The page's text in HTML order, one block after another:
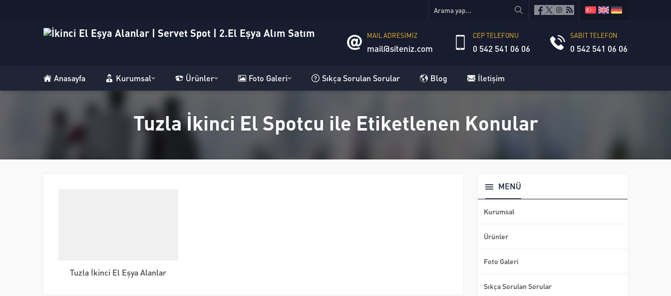
MAIL ADRESİMİZ
mail@siteniz.com
CEP TELEFONU
0 542 541 06 06
SABİT TELEFON
0 542 541 06 06
Anasayfa Kurumsal Ürünler Foto Galeri Sıkça Sorulan Sorular Blog İletişim
Tuzla İkinci El Spotcu ile Etiketlenen Konular
Tuzla İkinci El Eşya Alanlar
MENÜ
Kurumsal
Ürünler
Foto Galeri
Sıkça Sorulan Sorular